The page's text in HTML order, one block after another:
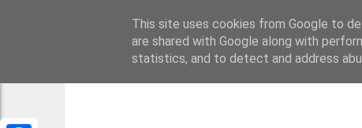
PORTADA
This site uses cookies from Google to
are shared with Google along with
statistics, and to detect and address